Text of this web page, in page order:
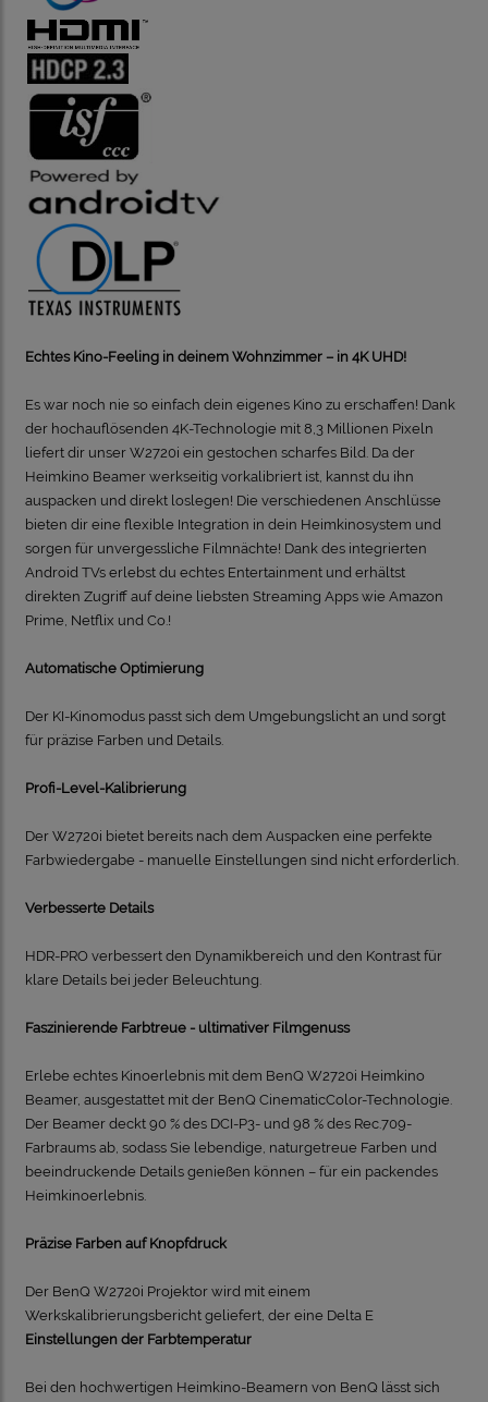
Echtes Kino-Feeling in deinem Wohnzimmer – in 4K UHD!
Es war noch nie so einfach dein eigenes Kino zu erschaffen! Dank
der hochauflösenden 4K-Technologie mit 8,3 Millionen Pixeln
liefert dir unser W2720i ein gestochen scharfes Bild. Da der
Heimkino Beamer werkseitig vorkalibriert ist, kannst du ihn
auspacken und direkt loslegen! Die verschiedenen Anschlüsse
bieten dir eine flexible Integration in dein Heimkinosystem und
sorgen für unvergessliche Filmnächte! Dank des integrierten
Android TVs erlebst du echtes Entertainment und erhältst
direkten Zugriff auf deine liebsten Streaming Apps wie Amazon
Prime, Netflix und Co.!
Automatische Optimierung
Der KI-Kinomodus passt sich dem Umgebungslicht an und sorgt
für präzise Farben und Details.
Profi-Level-Kalibrierung
Der W2720i bietet bereits nach dem Auspacken eine perfekte
Farbwiedergabe - manuelle Einstellungen sind nicht erforderlich.
Verbesserte Details
HDR-PRO verbessert den Dynamikbereich und den Kontrast für
klare Details bei jeder Beleuchtung.
Faszinierende Farbtreue - ultimativer Filmgenuss
Erlebe echtes Kinoerlebnis mit dem BenQ W2720i Heimkino
Beamer, ausgestattet mit der BenQ CinematicColor-Technologie.
Der Beamer deckt 90 % des DCI-P3- und 98 % des Rec.709-
Farbraums ab, sodass Sie lebendige, naturgetreue Farben und
beeindruckende Details genießen können – für ein packendes
Heimkinoerlebnis.
Präzise Farben auf Knopfdruck
Der BenQ W2720i Projektor wird mit einem
Werkskalibrierungsbericht geliefert, der eine Delta E
Einstellungen der Farbtemperatur
Bei den hochwertigen Heimkino-Beamern von BenQ lässt sich